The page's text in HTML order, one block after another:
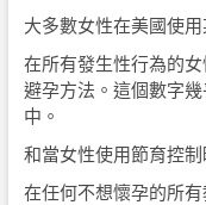
大多數女性在美國使用
在所有發生性行為的
避孕方法。這個數字
中。
和當女性使用節育控
在任何不想懷孕的所